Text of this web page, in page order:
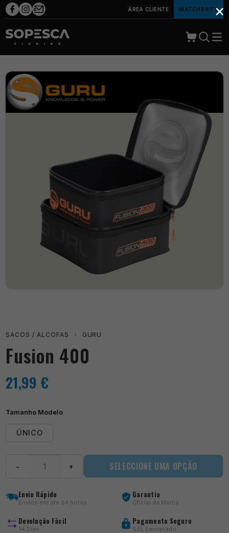
ÁREA CLIENTE MATCHBAITS
SACOS / ALCOFAS › GURU
Fusion 400
21,99 €
Tamanho Modelo
ÚNICO
− + SELECCIONE UMA OPÇÃO
Envio Rápido
Envios em até 24 horas
Garantia
Oficial da Marca
Devolução Fácil
14 Dias
Pagamento Seguro
SSL Encriptado
×